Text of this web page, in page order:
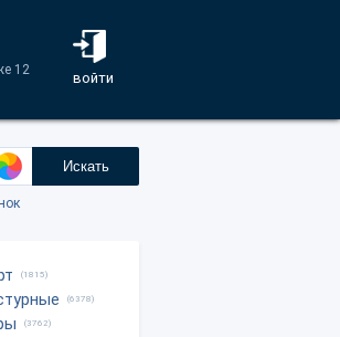
войти
12
Искать
(1815)
(6378)
(3762)